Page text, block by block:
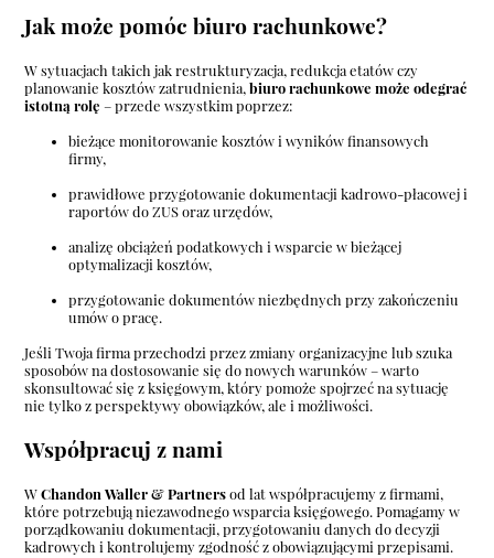
Jak może pomóc biuro rachunkowe?
W sytuacjach takich jak restrukturyzacja, redukcja etatów czy
planowanie kosztów zatrudnienia,biuro rachunkowe może odegrać
istotną rolę – przede wszystkim poprzez:
bieżące monitorowanie kosztów i wyników finansowych
firmy,
prawidłowe przygotowanie dokumentacji kadrowo-płacowej i
raportów do ZUS oraz urzędów,
analizę obciążeń podatkowych i wsparcie w bieżącej
optymalizacji kosztów,
przygotowanie dokumentów niezbędnych przy zakończeniu
umów o pracę.
Jeśli Twoja firma przechodzi przez zmiany organizacyjne lub szuka
sposobów na dostosowanie się do nowych warunków – warto
skonsultować się z księgowym, który pomoże spojrzeć na sytuację
nie tylko z perspektywy obowiązków, ale i możliwości.
Współpracuj z nami
WChandon Waller & Partnersod lat współpracujemy z firmami,
które potrzebują niezawodnego wsparcia księgowego. Pomagamy w
porządkowaniu dokumentacji, przygotowaniu danych do decyzji
kadrowych i kontrolujemy zgodność z obowiązującymi przepisami.